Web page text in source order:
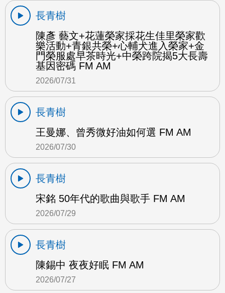
長青樹
陳彥 藝文+花蓮榮家採花生佳里榮家歡
樂活動+青銀共榮+心輔犬進入榮家+金
門榮服處早茶時光+中榮跨院揭5大長壽
基因密碼 FM AM
2026/07/31
長青樹
王曼娜、曾秀微好油如何選 FM AM
2026/07/30
長青樹
宋銘 50年代的歌曲與歌手 FM AM
2026/07/29
長青樹
陳錫中 夜夜好眠 FM AM
2026/07/27